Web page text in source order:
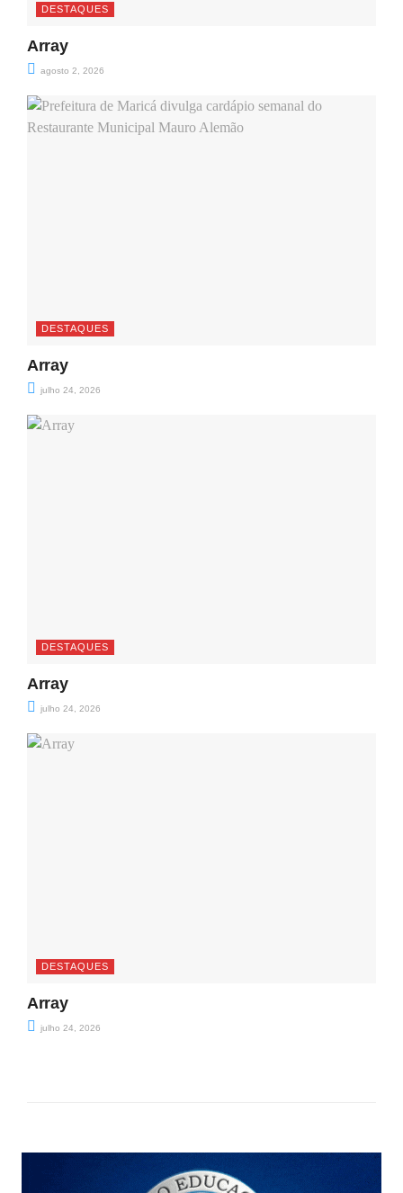
DESTAQUES
Array
agosto 2, 2026
DESTAQUES
Array
julho 24, 2026
DESTAQUES
Array
julho 24, 2026
DESTAQUES
Array
julho 24, 2026